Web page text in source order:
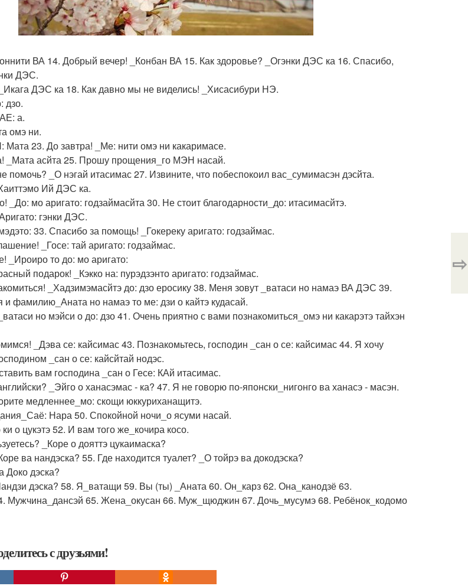
ВА 14. Добрый вечер! _Конбан ВА 15. Как здоровье? _Огэнки ДЭС ка 16. Спасибо,
ДЭС.
ДЭС ка 18. Как давно мы не виделись! _Хисасибури НЭ.
дзо.
а.
омэ ни.
23. До завтра! _Ме: нити омэ ни какаримасе.
_Мата асйта 25. Прошу прощения_го МЭН насай.
помочь? _О нэгай итасимас 27. Извините, что побеспокоил вас_сумимасэн дэсйта.
Ий ДЭС ка.
_До: мо аригато: годзаймасйта 30. Не стоит благодарности_до: итасимасйтэ.
гэнки ДЭС.
33. Спасибо за помощь! _Гокереку аригато: годзаймас.
_Госе: тай аригато: годзаймас.
_Ироиро то до: мо аригато:
подарок! _Кэкко на: пурэдзэнто аригато: годзаймас.
_Хадзимэмасйтэ до: дзо еросику 38. Меня зовут _ватаси но намаэ ВА ДЭС 39.
фамилию_Аната но намаэ то ме: дзи о кайтэ кудасай.
но мэйси о до: дзо 41. Очень приятно с вами познакомиться_омэ ни какарэтэ тайхэн
_Дэва се: кайсимас 43. Познакомьтесь, господин _сан о се: кайсимас 44. Я хочу
_сан о се: кайсйтай нодэс.
вам господина _сан о Гесе: КАй итасимас.
_Эйго о ханасэмас - ка? 47. Я не говорю по-японски_нигонго ва ханасэ - масэн.
медленнее_мо: скощи юккуриханащитэ.
Нара 50. Спокойной ночи_о ясуми насай.
о цукэтэ 52. И вам того же_кочира косо.
_Коре о дояттэ цукаимаска?
ва нандэска? 55. Где находится туалет? _О тойрэ ва докодэска?
Доко дэска?
дэска? 58. Я_ватащи 59. Вы (ты) _Аната 60. Он_карз 62. Она_канодзё 63.
Мужчина_дансэй 65. Жена_окусан 66. Муж_щюджин 67. Дочь_мусумэ 68. Ребёнок_кодомо
с друзьями!
⇨